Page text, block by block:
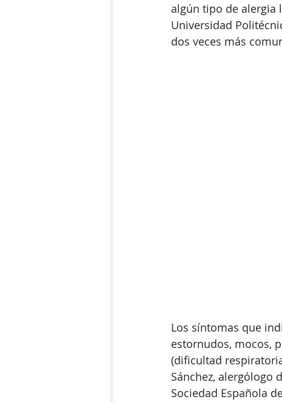
algún tipo de alergia
Universidad
dos veces más
Los síntomas que
estornudos, mocos,
(dificultad
Sánchez, alergólogo
Sociedad Española